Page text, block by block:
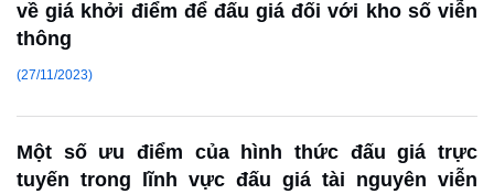
về giá khởi điểm để đấu giá đối với kho số viễn
thông
(27/11/2023)
Một số ưu điểm của hình thức đấu giá trực
tuyến trong lĩnh vực đấu giá tài nguyên viễn